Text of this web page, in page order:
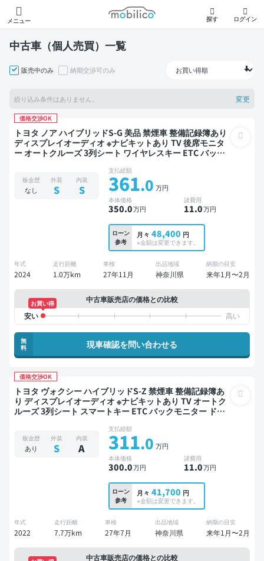
メニュー
モビリコ
探す ログイン
中古車（個人売買）一覧
販売中のみ 納期交渉可のみ
絞り込み条件はありません。 変更
価格交渉OK
トヨタ ノア ハイブリッドS-G 美品 禁煙車 整備記録簿あり
ディスプレイオーディオ ※ナビキットあり TV 後席モニタ
ー オートクルーズ 3列シート ワイヤレスキー ETC バック
電動スライドドア 7人乗り
板金歴
なし
外装
S
内装
S
支払総額
361.0 万円
本体価格
350.0万円
諸費用
11.0万円
ローン
参考
月々 48,400 円
※金額は変更できます。
年式
2024
走行距離
1.0万km
車検
27年11月
出品地域
神奈川県
納期の目安
来年1月〜2月
中古車販売店の価格との比較
お買い得
無
料
現車確認を問い合わせる
価格交渉OK
トヨタ ヴォクシー ハイブリッドS-Z 禁煙車 整備記録簿あ
り ディスプレイオーディオ ※ナビキットあり TV オートク
ルーズ 3列シート スマートキー ETC バックモニター ドラ
板金歴
あり
外装
S
内装
A
支払総額
311.0 万円
本体価格
300.0万円
諸費用
11.0万円
ローン
参考
月々 41,700 円
※金額は変更できます。
年式
2022
走行距離
7.7万km
車検
27年7月
出品地域
神奈川県
納期の目安
来年1月〜2月
中古車販売店の価格との比較